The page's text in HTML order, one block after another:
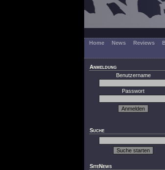
Home News Reviews
Anmeldung
Benutzername
Passwort
Suche
SiteNews